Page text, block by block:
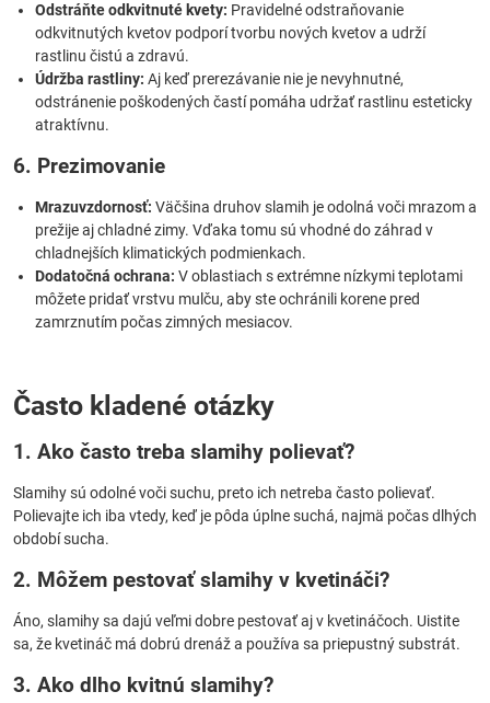
Odstráňte odkvitnuté kvety: Pravidelné odstraňovanie
odkvitnutých kvetov podporí tvorbu nových kvetov a udrží
rastlinu čistú a zdravú.
Údržba rastliny: Aj keď prerezávanie nie je nevyhnutné,
odstránenie poškodených častí pomáha udržať rastlinu esteticky
atraktívnu.
6. Prezimovanie
Mrazuvzdornosť: Väčšina druhov slamih je odolná voči mrazom a
prežije aj chladné zimy. Vďaka tomu sú vhodné do záhrad v
chladnejších klimatických podmienkach.
Dodatočná ochrana: V oblastiach s extrémne nízkymi teplotami
môžete pridať vrstvu mulču, aby ste ochránili korene pred
zamrznutím počas zimných mesiacov.
Často kladené otázky
1. Ako často treba slamihy polievať?
Slamihy sú odolné voči suchu, preto ich netreba často polievať.
Polievajte ich iba vtedy, keď je pôda úplne suchá, najmä počas dlhých
období sucha.
2. Môžem pestovať slamihy v kvetináči?
Áno, slamihy sa dajú veľmi dobre pestovať aj v kvetináčoch. Uistite
sa, že kvetináč má dobrú drenáž a používa sa priepustný substrát.
3. Ako dlho kvitnú slamihy?